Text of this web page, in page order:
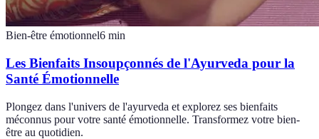
Bien-être émotionnel6 min
Les Bienfaits Insoupçonnés de l'Ayurveda pour la
Santé Émotionnelle
Plongez dans l'univers de l'ayurveda et explorez ses bienfaits
méconnus pour votre santé émotionnelle. Transformez votre bien-
être au quotidien.